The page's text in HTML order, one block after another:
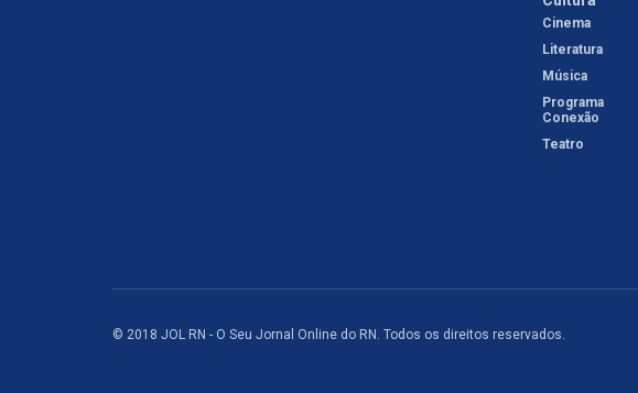
Cinema
Literatura
Música
Programa
Conexão
Teatro
© 2018 JOL RN - O Seu Jornal Online do RN. Todos os direitos reservados.